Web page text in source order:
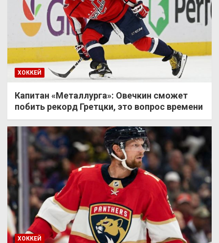
ХОККЕЙ
Капитан «Металлурга»: Овечкин сможет
побить рекорд Гретцки, это вопрос времени
ХОККЕЙ